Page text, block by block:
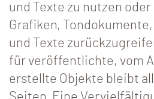
und Texte zu nutzen
Grafiken,
und Texte
für veröffentlichte, vom
erstellte Objekte bleibt